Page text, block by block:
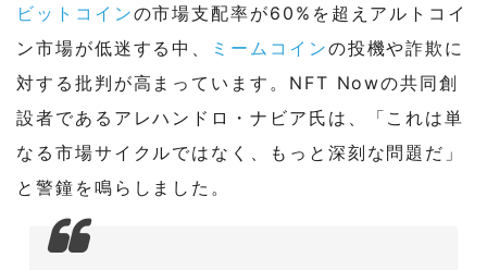
ビットコインの市場支配率が60%を超えアルトコイ
ン市場が低迷する中、
ミームコインの投機や詐欺に
対する批判が高まっています。NFT Nowの共同創
設者であるアレハンドロ・ナビア氏は、「これは単
なる市場サイクルではなく、もっと深刻な問題だ」
と警鐘を鳴らしました。